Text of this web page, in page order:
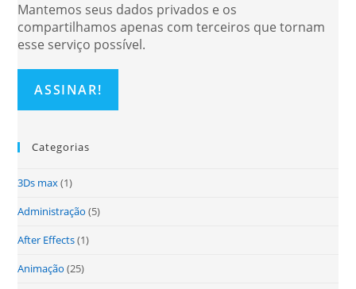
Mantemos seus dados privados e os
compartilhamos apenas com terceiros que tornam
esse serviço possível.
Categorias
3Ds max(1)
Administração (5)
After Effects(1)
Animação (25)